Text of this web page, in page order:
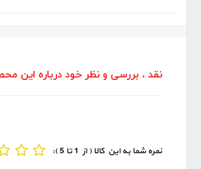
نقد ، بررسی و نظر خود درباره این
نمره شما به این کالا ( از 1 تا 5 ):